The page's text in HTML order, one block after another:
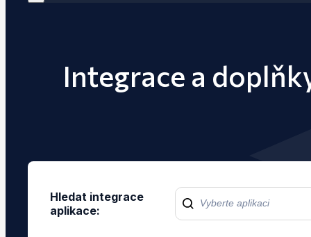
Integrace a
Hledat integrace
aplikace: